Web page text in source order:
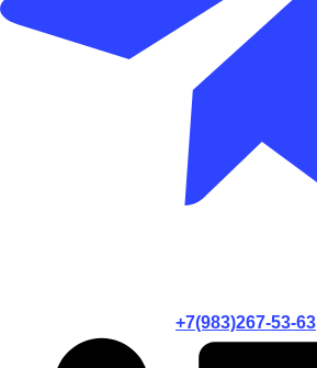
+7(983)267-53-63